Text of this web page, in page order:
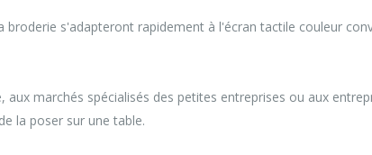
s'adapteront rapidement à l'écran tactile couleur
marchés spécialisés des petites entreprises ou aux
la poser sur une table.